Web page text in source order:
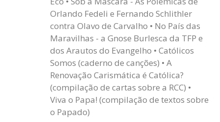
Orlando Fedeli e Fernando Schlithler
contra Olavo de Carvalho • No País das
Maravilhas - a Gnose Burlesca da TFP e
dos Arautos do Evangelho • Católicos
Somos (caderno de canções) • A
Renovação Carismática é Católica?
(compilação de cartas sobre a RCC) •
Viva o Papa! (compilação de textos sobre
o Papado)